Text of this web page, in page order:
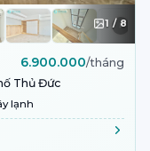
1 / 8
6.900.000/tháng
Thủ Đức
lạnh